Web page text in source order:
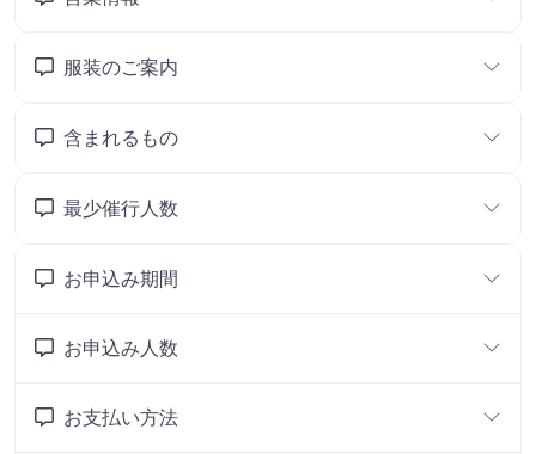
服装のご案内
含まれるもの
最少催行人数
お申込み期間
お申込み人数
お支払い方法